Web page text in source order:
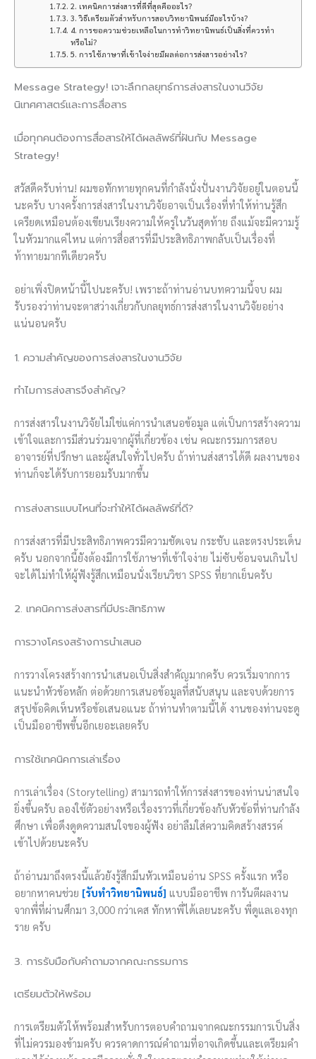
2. เทคนิคการส่งสารที่ดีที่สุดคืออะไร?
3. วิธีเตรียมตัวสำหรับการสอบวิทยานิพนธ์มีอะไรบ้าง?
4. การขอความช่วยเหลือในการทำวิทยานิพนธ์เป็นสิ่งที่ควรทำ
หรือไม่?
5. การใช้ภาษาที่เข้าใจง่ายมีผลต่อการส่งสารอย่างไร?
Message Strategy! เจาะลึกกลยุทธ์การส่งสารในงานวิจัย
นิเทศศาสตร์และการสื่อสาร
เมื่อทุกคนต้องการสื่อสารให้ได้ผลลัพธ์ที่ฝันกับ Message
Strategy!
สวัสดีครับท่าน! ผมขอทักทายทุกคนที่กำลังนั่งปั่นงานวิจัยอยู่ในตอนนี้
นะครับ บางครั้งการส่งสารในงานวิจัยอาจเป็นเรื่องที่ทำให้ท่านรู้สึก
เครียดเหมือนต้องเขียนเรียงความให้ครูในวันสุดท้าย ถึงแม้จะมีความรู้
ในหัวมากแค่ไหน แต่การสื่อสารที่มีประสิทธิภาพกลับเป็นเรื่องที่
ท้าทายมากทีเดียวครับ
อย่าเพิ่งปิดหน้านี้ไปนะครับ! เพราะถ้าท่านอ่านบทความนี้จบ ผม
รับรองว่าท่านจะตาสว่างเกี่ยวกับกลยุทธ์การส่งสารในงานวิจัยอย่าง
แน่นอนครับ
1. ความสำคัญของการส่งสารในงานวิจัย
ทำไมการส่งสารจึงสำคัญ?
การส่งสารในงานวิจัยไม่ใช่แค่การนำเสนอข้อมูล แต่เป็นการสร้างความ
เข้าใจและการมีส่วนร่วมจากผู้ที่เกี่ยวข้อง เช่น คณะกรรมการสอบ
อาจารย์ที่ปรึกษา และผู้สนใจทั่วไปครับ ถ้าท่านส่งสารได้ดี ผลงานของ
ท่านก็จะได้รับการยอมรับมากขึ้น
การส่งสารแบบไหนที่จะทำให้ได้ผลลัพธ์ที่ดี?
การส่งสารที่มีประสิทธิภาพควรมีความชัดเจน กระชับ และตรงประเด็น
ครับ นอกจากนี้ยังต้องมีการใช้ภาษาที่เข้าใจง่าย ไม่ซับซ้อนจนเกินไป
จะได้ไม่ทำให้ผู้ฟังรู้สึกเหมือนนั่งเรียนวิชา SPSS ที่ยากเย็นครับ
2. เทคนิคการส่งสารที่มีประสิทธิภาพ
การวางโครงสร้างการนำเสนอ
การวางโครงสร้างการนำเสนอเป็นสิ่งสำคัญมากครับ ควรเริ่มจากการ
แนะนำหัวข้อหลัก ต่อด้วยการเสนอข้อมูลที่สนับสนุน และจบด้วยการ
สรุปข้อคิดเห็นหรือข้อเสนอแนะ ถ้าท่านทำตามนี้ได้ งานของท่านจะดู
เป็นมืออาชีพขึ้นอีกเยอะเลยครับ
การใช้เทคนิคการเล่าเรื่อง
การเล่าเรื่อง (Storytelling) สามารถทำให้การส่งสารของท่านน่าสนใจ
ยิ่งขึ้นครับ ลองใช้ตัวอย่างหรือเรื่องราวที่เกี่ยวข้องกับหัวข้อที่ท่านกำลัง
ศึกษา เพื่อดึงดูดความสนใจของผู้ฟัง อย่าลืมใส่ความคิดสร้างสรรค์
เข้าไปด้วยนะครับ
ถ้าอ่านมาถึงตรงนี้แล้วยังรู้สึกมึนหัวเหมือนอ่าน SPSS ครั้งแรก หรือ
อยากหาคนช่วย [รับทำวิทยานิพนธ์] แบบมืออาชีพ การันตีผลงาน
จากพี่ที่ผ่านศึกมา 3,000 กว่าเคส ทักหาพี่ได้เลยนะครับ พี่ดูแลเองทุก
ราย ครับ
3. การรับมือกับคำถามจากคณะกรรมการ
เตรียมตัวให้พร้อม
การเตรียมตัวให้พร้อมสำหรับการตอบคำถามจากคณะกรรมการเป็นสิ่ง
ที่ไม่ควรมองข้ามครับ ควรคาดการณ์คำถามที่อาจเกิดขึ้นและเตรียมคำ